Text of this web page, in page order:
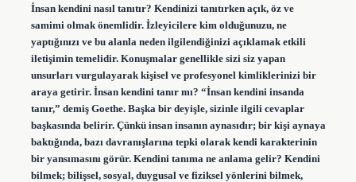
İnsan kendini nasıl tanıtır? Kendinizi tanıtırken açık, öz ve
samimi olmak önemlidir. İzleyicilere kim olduğunuzu, ne
yaptığınızı ve bu alanla neden ilgilendiğinizi açıklamak etkili
iletişimin temelidir. Konuşmalar genellikle sizi siz yapan
unsurları vurgulayarak kişisel ve profesyonel kimliklerinizi bir
araya getirir. İnsan kendini tanır mı? “İnsan kendini insanda
tanır,” demiş Goethe. Başka bir deyişle, sizinle ilgili cevaplar
başkasında belirir. Çünkü insan insanın aynasıdır; bir kişi aynaya
baktığında, bazı davranışlarına tepki olarak kendi karakterinin
bir yansımasını görür. Kendini tanıma ne anlama gelir? Kendini
bilmek; bilişsel, sosyal, duygusal ve fiziksel yönlerini bilmek,